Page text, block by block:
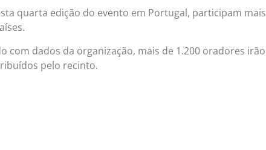
quarta edição do evento em Portugal, participam mais
com dados da organização, mais de 1.200 oradores irão
pelo recinto.